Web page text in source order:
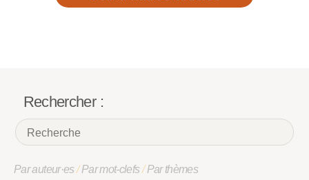
Rechercher :
Par auteur·es/Par mot-clefs/Par thèmes